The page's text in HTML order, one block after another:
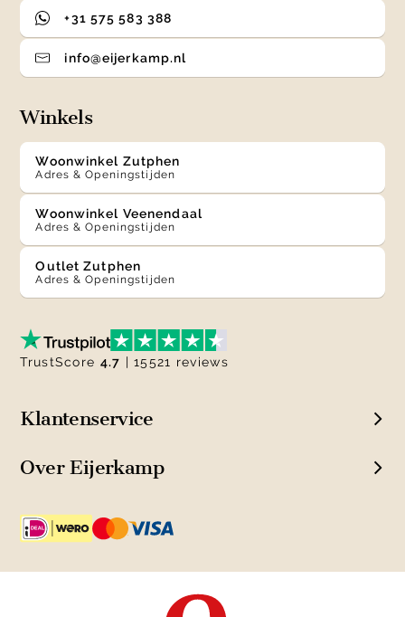
+31 575 583 388
info@eijerkamp.nl
Winkels
Woonwinkel Zutphen
Adres & Openingstijden
Woonwinkel Veenendaal
Adres & Openingstijden
Outlet Zutphen
Adres & Openingstijden
Klantenservice
Over Eijerkamp
TrustScore 4.7 | 15521 reviews